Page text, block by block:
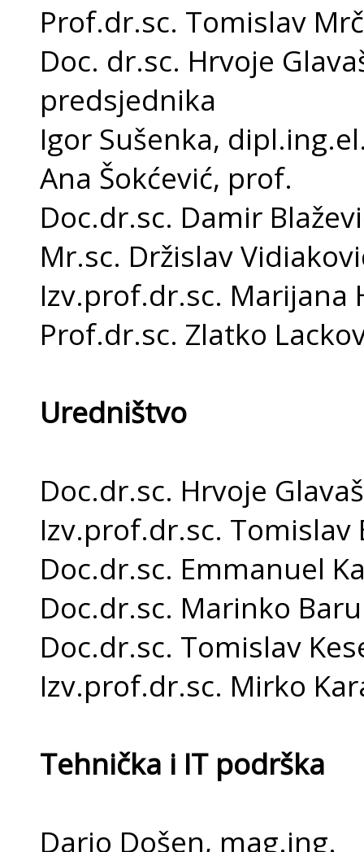
Prof.dr.sc. Tomislav
Doc. dr.sc. Hrvoje
predsjednika
Igor Sušenka,
Ana Šokćević, prof.
Doc.dr.sc. Damir
Mr.sc. Držislav
Izv.prof.dr.sc. Marijana
Prof.dr.sc. Zlatko
Uredništvo
Doc.dr.sc. Hrvoje
Izv.prof.dr.sc.
Doc.dr.sc. Emmanuel
Doc.dr.sc. Marinko
Doc.dr.sc. Tomislav
Izv.prof.dr.sc. Mirko
Tehnička i IT podrška
Dario Došen, mag.ing.